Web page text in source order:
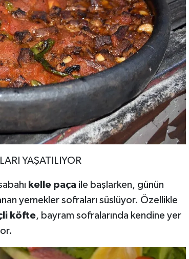
YAŞATILIYOR
kelle paçaile başlarken, günün
yemekler sofraları süslüyor. Özellikle
köfte, bayram sofralarında kendine yer